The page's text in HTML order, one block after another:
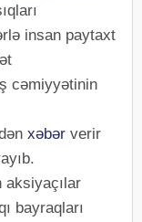
insan paytaxt
cəmiyyətinin
xəbər verir
aksiyaçılar
bayraqları